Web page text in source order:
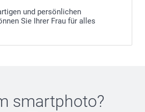
und persönlichen
Sie Ihrer Frau für alles
smartphoto?